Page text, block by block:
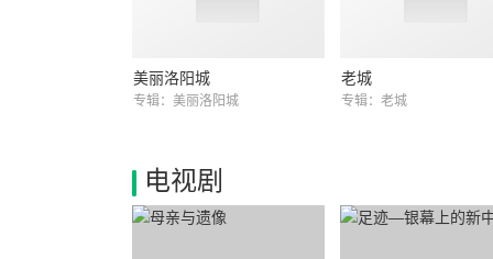
美丽洛阳城
专辑：美丽洛阳城
老城
专辑：老城
电视剧